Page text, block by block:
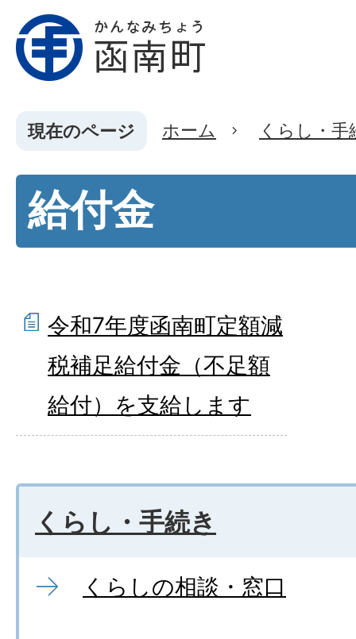
現在のページ ホーム くらし・手
給付金
令和7年度函南町定額減
税補足給付金（不足額
給付）を支給します
くらし・手続き
くらしの相談・窓口